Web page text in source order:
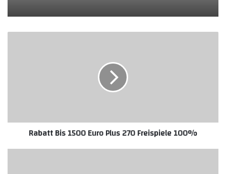
100% Rabatt Bis 1500 Euro Plus 270 Freispiele